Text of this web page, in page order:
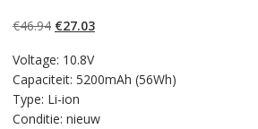
gebaseerd op
klantbeoordelin
€46.94 Oorspronkelijke
was:
€46.94.
€27.03Huidige
€27.03.
Voltage: 10.8V
Capaciteit: 5200mAh (56Wh)
Type: Li-ion
Conditie: nieuw